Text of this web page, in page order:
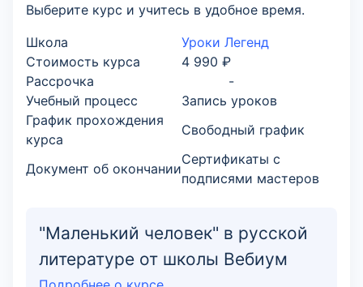
Выберите курс и учитесь в удобное время.
Школа
Уроки Легенд
Стоимость курса
4 990 ₽
Рассрочка
-
Учебный процесс
Запись уроков
График прохождения
курса
Свободный график
Документ об окончании
Сертификаты с
подписями мастеров
"Маленький человек" в русской
литературе от школы Вебиум